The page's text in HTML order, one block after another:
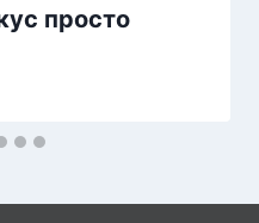
просто